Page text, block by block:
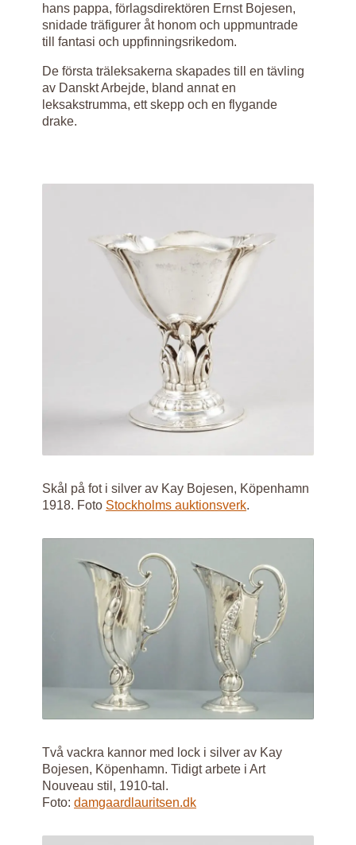
hans pappa, förlagsdirektören Ernst Bojesen,
snidade träfigurer åt honom och uppmuntrade
till fantasi och uppfinningsrikedom.
De första träleksakerna skapades till en tävling
av Danskt Arbejde, bland annat en
leksakstrumma, ett skepp och en flygande
drake.
Skål på fot i silver av Kay Bojesen, Köpenhamn
1918. Foto Stockholms auktionsverk.
Två vackra kannor med lock i silver av Kay
Bojesen, Köpenhamn. Tidigt arbete i Art
Nouveau stil, 1910-tal.
Foto:damgaardlauritsen.dk